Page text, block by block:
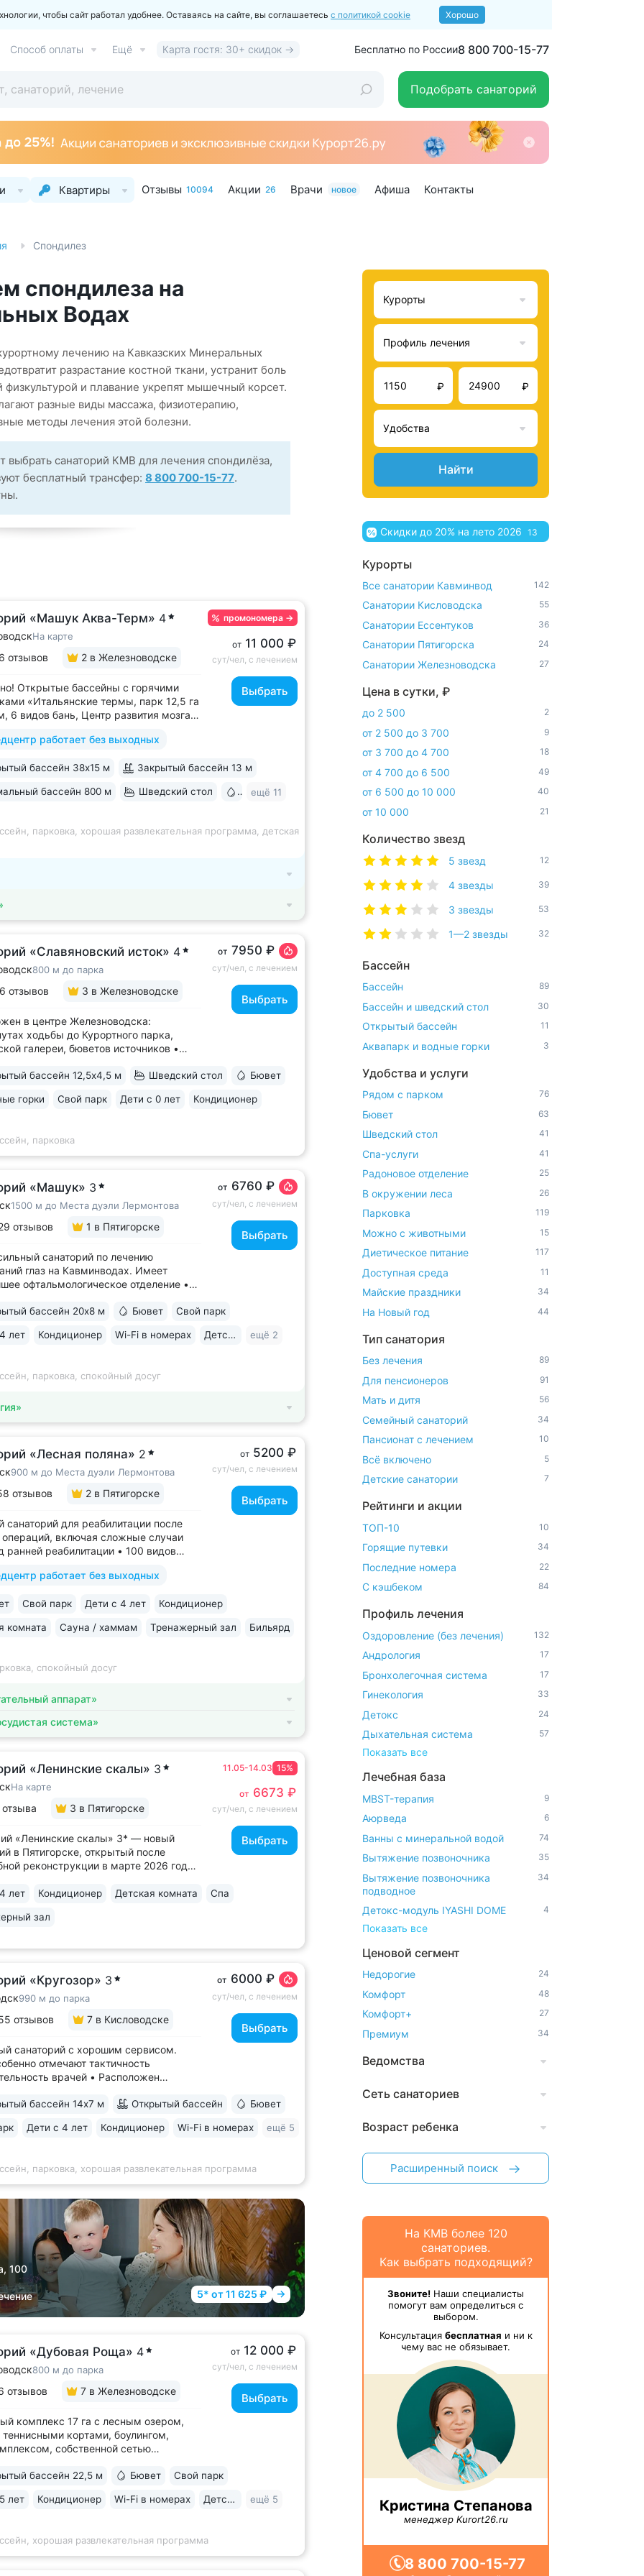
чтобы сайт работал удобнее. Оставаясь на сайте, вы соглашаетесь с политикой cookie Хорошо
Способ оплаты Ещё Карта гостя: 30+ скидок → Бесплатно по России8 800 700-15-77
Подобрать санаторий
Квартиры Отзывы 10094 Акции 26 Врачи новое Афиша Контакты
Спондилез
спондилеза на
Водах
лечению на Кавказских Минеральных
разрастание костной ткани, устранит боль
и плавание укрепят мышечный корсет.
разные виды массажа, физиотерапию,
методы лечения этой болезни.
санаторий КМВ для лечения спондилёза,
бесплатный трансфер: 8 800 700-15-77.
«Машук Аква-Терм» 4
На карте
отзывов 2 в Железноводске
Открытые бассейны с горячими
«Итальянские термы, парк 12,5 га
6 видов бань, Центр развития мозга,
лечения, EMS-тренировки,
• Расположен в уединенном...
работает без выходных
промономера →
от 11 000 ₽
сут/чел, с лечением
Выбрать
бассейн 38х15 м Закрытый бассейн 13 м
бассейн 800 м Шведский стол Бювет
ещё 11
парковка, хорошая развлекательная программа, детская
«Славяновский исток» 4
800 м до парка
отзывов 3 в Железноводске
в центре Железноводска:
ходьбы до Курортного парка,
галереи, бюветов источников •
водой № 61, которую можно
типа показан для лечения
от 7950 ₽
сут/чел, с лечением
Выбрать
бассейн 12,5х4,5 м Шведский стол Бювет
горки Свой парк Дети с 0 лет Кондиционер
парковка
«Машук» 3
1500 м до Места дуэли Лермонтова
отзывов 1 в Пятигорске
санаторий по лечению
глаз на Кавминводах. Имеет
офтальмологическое отделение •
доступности: Место дуэли Лермонтова,
вокруг Машука. В 5 минутах ж/д
от 6760 ₽
сут/чел, с лечением
Выбрать
бассейн 20х8 м Бювет Свой парк
лет Кондиционер Wi-Fi в номерах Детская комната ещё 2
парковка, спокойный досуг
«Лесная поляна» 2
900 м до Места дуэли Лермонтова
отзывов 2 в Пятигорске
санаторий для реабилитации после
включая сложные случаи
ранней реабилитации • 100 видов
медуслуг и процедур • Доступная
в столовой • Расположен...
работает без выходных
от 5200 ₽
сут/чел, с лечением
Выбрать
Свой парк Дети с 4 лет Кондиционер
комната Сауна / хаммам Тренажерный зал Бильярд
спокойный досуг
аппарат»
система»
«Ленинские скалы» 3
На карте
отзыва 3 в Пятигорске
«Ленинские скалы» 3* — новый
в Пятигорске, открытый после
реконструкции в марте 2026 года.
11.05-14.03 15%
от 6673 ₽
сут/чел, с лечением
Выбрать
лет Кондиционер Детская комната Спа
зал
«Кругозор» 3
990 м до парка
отзывов 7 в Кисловодске
санаторий с хорошим сервисом.
отмечают тактичность
врачей • Расположен
старых курортных дач. 10–17
парк • Территория 3,2 га
от 6000 ₽
сут/чел, с лечением
Выбрать
бассейн 14х7 м Открытый бассейн Бювет
Дети с 4 лет Кондиционер Wi-Fi в номерах ещё 5
парковка, хорошая развлекательная программа
100
5* от 11 625 ₽
«Дубовая Роща» 4
800 м до парка
отзывов 7 в Железноводске
комплекс 17 га с лесным озером,
кортами, боулингом,
собственной сетью
Озеро с благоустроенным пляжем,
и зоной для рыбалки
от 12 000 ₽
сут/чел, с лечением
Выбрать
бассейн 22,5 м Бювет Свой парк
лет Кондиционер Wi-Fi в номерах Детская комната ещё 5
хорошая развлекательная программа
Курорты
Профиль лечения
₽ ₽
Удобства
Найти
Скидки до 20% на лето 2026 13
Курорты
Все санатории Кавминвод 142
Санатории Кисловодска 55
Санатории Ессентуков 36
Санатории Пятигорска 24
Санатории Железноводска 27
Цена в сутки, ₽
до 2 500 2
от 2 500 до 3 700 9
от 3 700 до 4 700 18
от 4 700 до 6 500 49
от 6 500 до 10 000 40
от 10 000 21
Количество звезд
5 звезд 12
4 звезды 39
3 звезды 53
1—2 звезды 32
Бассейн
Бассейн 89
Бассейн и шведский стол 30
Открытый бассейн 11
Аквапарк и водные горки 3
Удобства и услуги
Рядом с парком 76
Бювет 63
Шведский стол 41
Спа-услуги 41
Радоновое отделение 25
В окружении леса 26
Парковка 119
Можно с животными 15
Диетическое питание 117
Доступная среда 11
Майские праздники 34
На Новый год 44
Тип санатория
Без лечения 89
Для пенсионеров 91
Мать и дитя 56
Семейный санаторий 34
Пансионат с лечением 10
Всё включено 5
Детские санатории 7
Рейтинги и акции
ТОП-10 10
Горящие путевки 34
Последние номера 22
С кэшбеком 84
Профиль лечения
Оздоровление (без лечения) 132
Андрология 17
Бронхолегочная система 17
Гинекология 33
Детокс 24
Дыхательная система 57
Показать все
Лечебная база
MBST-терапия 9
Аюрведа 6
Ванны с минеральной водой 74
Вытяжение позвоночника 35
Вытяжение позвоночника
подводное
34
Детокс-модуль IYASHI DOME 4
Показать все
Ценовой сегмент
Недорогие 24
Комфорт 48
Комфорт+ 27
Премиум 34
Ведомства
Сеть санаториев
Возраст ребенка
Расширенный поиск
На КМВ более 120
санаториев.
Как выбрать подходящий?
Звоните! Наши специалисты
помогут вам определиться с
выбором.
Консультация бесплатная и ни к
чему вас не обязывает.
Кристина Степанова
менеджер Kurort26.ru
8 800 700-15-77